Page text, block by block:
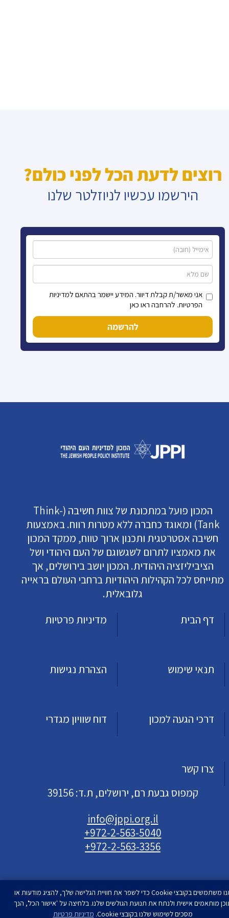
רוצים לדעת הכל לפני כולם?
הירשמו עכשיו לניוזלטר שלנו
אני מאשר/ת קבלת דיוור. המידע יישמר בהתאם למדיניות
הפרטיות. להרחבה ראו כאן
להרשמה
המכון פועל במתכונת של צוות חשיבה (Think-
Tank) ומאוגד כחברה ללא מטרות רווח. באמצעות
חשיבה אסטרטגית ותכנון ארוך טווח, ממקד המכון
את מאמציו לתרום לשגשוגם של העם היהודי ושל
הציביליזציה היהודית. המכון יושב בירושלים, אך
מתייחס לכל הקהילות היהודיות ברחבי העולם בראייה
גלובאלית.
דף הבית
מדיניות פרטיות
תנאי שימוש הצהרת נגישות
דרכי הגעה למכון דוח שוויון מגדרי
צרו קשר
קמפוס גבעת רם, ירושלים, ת.ד: 39156
info@jppi.org.il
+972-2-563-5040
+972-2-563-3356
אנו משתמשים בקובצי Cookie כדי לשפר את חוויית הגלישה שלך, להציג מודעות או
מותאמים אישית ולנתח את תנועת הגולשים שלנו. בלחיצה על 'אישור הכל', הנך
מסכים לשימוש שלנו בקובצי Cookie.
מדיניות פרטיות